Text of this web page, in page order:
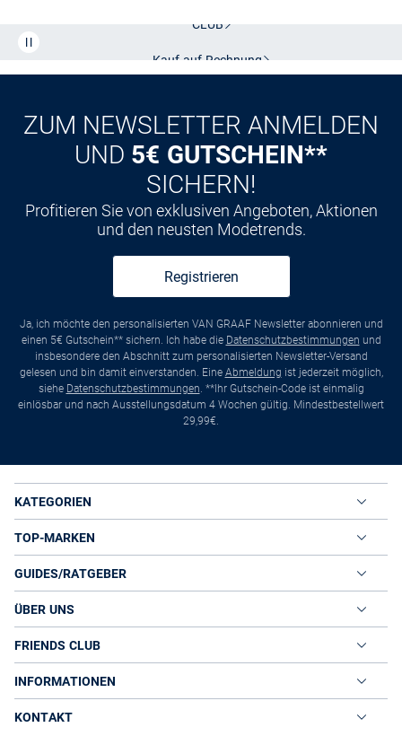
Kostenlose Lieferung und Retoure mit unserem Friends
ZUM NEWSLETTER ANMELDEN
UND 5€ GUTSCHEIN**
SICHERN!
Profitieren Sie von exklusiven Angeboten, Aktionen
und den neusten Modetrends.
Registrieren
Ja, ich möchte den personalisierten VAN GRAAF Newsletter abonnieren und
einen 5€ Gutschein** sichern. Ich habe die Datenschutzbestimmungen und
insbesondere den Abschnitt zum personalisierten Newsletter-Versand
gelesen und bin damit einverstanden. Eine Abmeldung ist jederzeit möglich,
siehe Datenschutzbestimmungen. **Ihr Gutschein-Code ist einmalig
einlösbar und nach Ausstellungsdatum 4 Wochen gültig. Mindestbestellwert
29,99€.
KATEGORIEN
TOP-MARKEN
GUIDES/RATGEBER
ÜBER UNS
FRIENDS CLUB
INFORMATIONEN
KONTAKT